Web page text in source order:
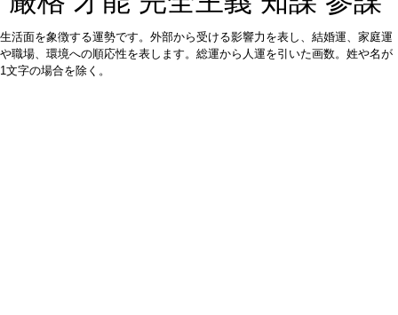
生活面を象徴する運勢です。外部から受ける影響力を表し、結婚運、家庭運
や職場、環境への順応性を表します。総運から人運を引いた画数。姓や名が
1文字の場合を除く。